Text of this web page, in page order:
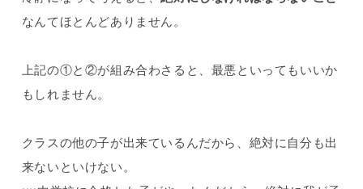
なんてほとんどありません。
上記の①と②が組み合わさると、最悪といってもいいか
もしれません。
クラスの他の子が出来ているんだから、絶対に自分も出
来ないといけない。